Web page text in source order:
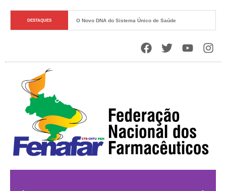
DESTAQUES O Novo DNA do Sistema Único de Saúde